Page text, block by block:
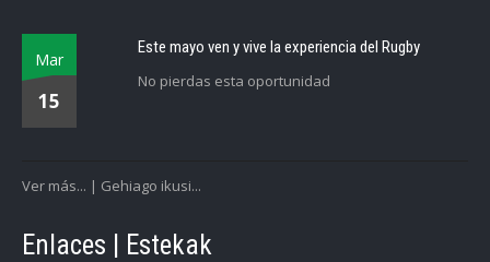
Mar
15
Este mayo ven y vive la experiencia del Rugby
No pierdas esta oportunidad
Ver más... | Gehiago ikusi...
Enlaces | Estekak